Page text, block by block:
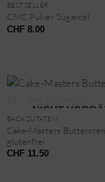
BESTSELLER
CMC Pulver Sugarcel
CHF8.00
NICHT
BACKZUTATEN
Cake-Masters
glutenfrei
CHF11.50